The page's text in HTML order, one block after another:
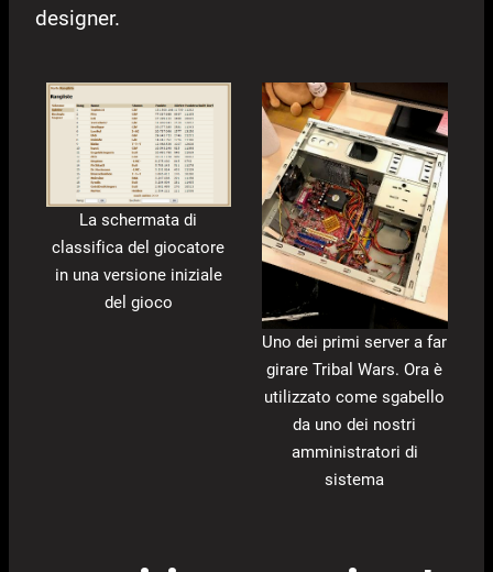
designer.
La schermata di
classifica del giocatore
in una versione iniziale
del gioco
Uno dei primi server a far
girare Tribal Wars. Ora è
utilizzato come sgabello
da uno dei nostri
amministratori di
sistema